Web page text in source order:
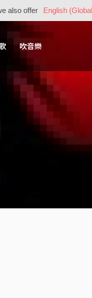
also offer English
吹音樂